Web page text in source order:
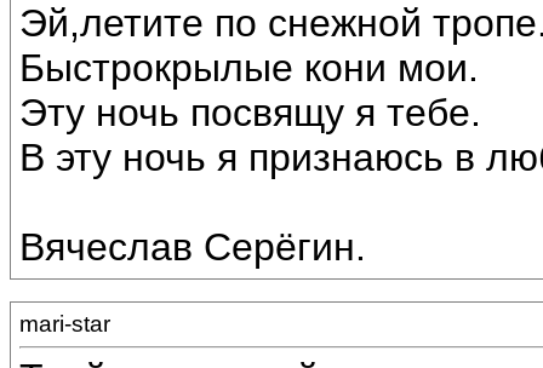
Эй,летите по снежной
Быстрокрылые кони мои.
Эту ночь посвящу я тебе.
В эту ночь я признаюсь в
Вячеслав Серёгин.
mari-star